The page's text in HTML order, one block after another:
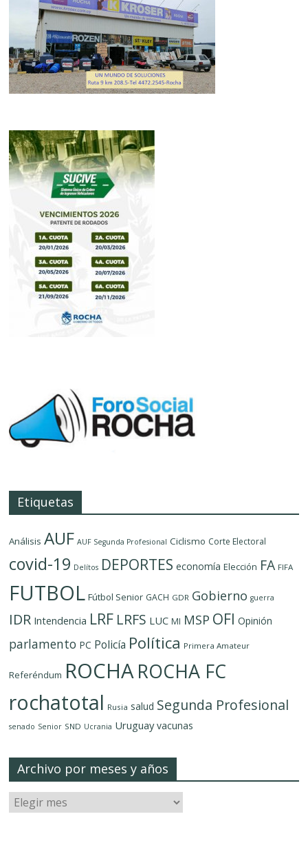
Etiquetas
Análisis AUF AUF Segunda Profesional Ciclismo Corte Electoral
covid-19 Delítos DEPORTES economía Elección FA FIFA
FUTBOL Fútbol Senior GACH GDR Gobierno guerra
IDR Intendencia LRF LRFS LUC MI MSP OFI Opinión
parlamento PC Policía Política Primera Amateur
Referéndum ROCHAROCHA FC
rochatotal Rusia salud Segunda Profesional
senado Senior SND Ucrania Uruguay vacunas
Archivo por meses y años